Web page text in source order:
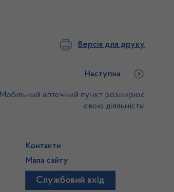
Версія для друку
Наступна
Мобільний аптечний пункт розширює
свою діяльність!
Контакти
Мапа сайту
Службовий вхід